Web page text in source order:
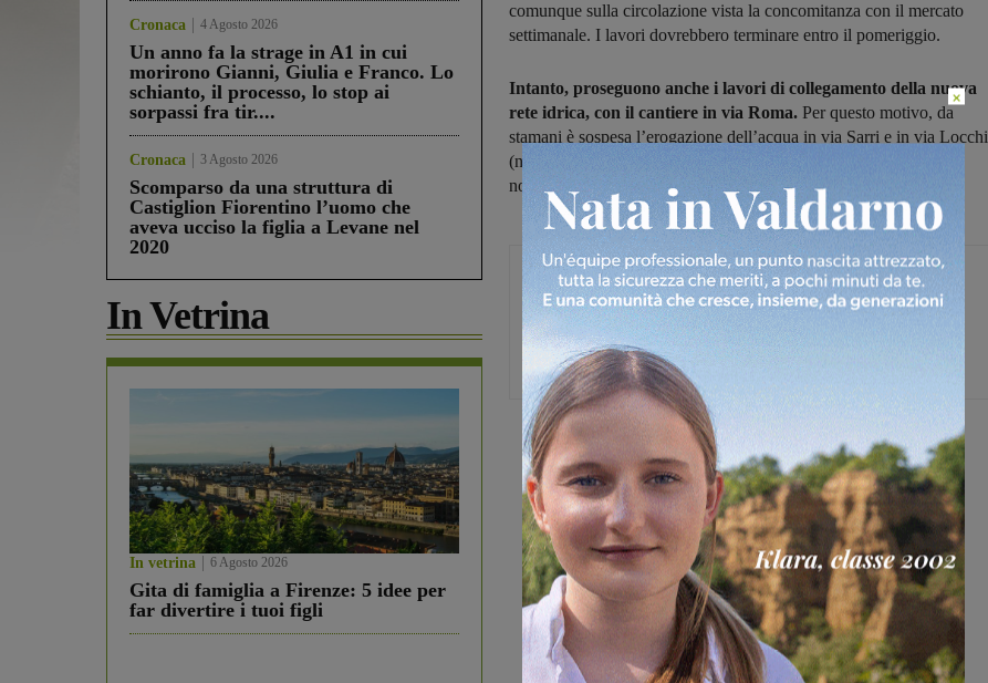
Cronaca 4 Agosto 2026
Un anno fa la strage in A1 in cui
morirono Gianni, Giulia e Franco. Lo
schianto, il processo, lo stop ai
sorpassi fra tir....
Cronaca 3 Agosto 2026
Scomparso da una struttura di
Castiglion Fiorentino l’uomo che
aveva ucciso la figlia a Levane nel
2020
In Vetrina
In vetrina 6 Agosto 2026
Gita di famiglia a Firenze: 5 idee per
far divertire i tuoi figli
comunque sulla circolazione vista la concomitanza con il mercato
settimanale. I lavori dovrebbero terminare entro il pomeriggio.
Intanto, proseguono anche i lavori di collegamento della nuova
rete idrica, con il cantiere in via Roma. Per questo motivo, da
stamani è sospesa l’erogazione dell’acqua in via Sarri e in via Locchi
(nel tratto da via Roma a via Torino). La situazione tornerà a
normalizzarsi nel pomeriggio.
Glenda Venturini
Capo redattore
Share
×